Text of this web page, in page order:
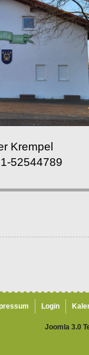
Krempel
52544789
Login
Joomla 3.0